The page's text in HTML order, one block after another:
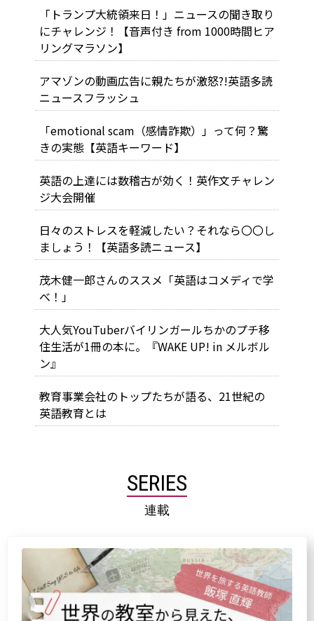
「トランプ大統領来日！」ニュースの聞き取り
にチャレンジ！【音声付き from 1000時間ヒア
リングマラソン】
アマゾンの動画広告に親たちが激怒?!英語多読
ニュースフラッシュ
「emotional scam（感情詐欺）」って何？驚
きの実態【英語キーワード】
英語の上達には数稽古が効く！英作文チャレン
ジ大会開催
日々のストレスを軽減したい？それなら〇〇し
ましょう！【英語多読ニュース】
茂木健一郎さんのススメ「英語はコメディで学
べ！」
大人気YouTuberバイリンガールちかのプチ移
住生活が1冊の本に。『WAKE UP! in メルボル
ン』
教育事業会社のトップたちが語る、21世紀の
英語教育とは
SERIES
連載